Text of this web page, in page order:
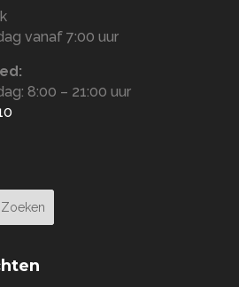
vanaf 7:00 uur
8:00 – 21:00 uur